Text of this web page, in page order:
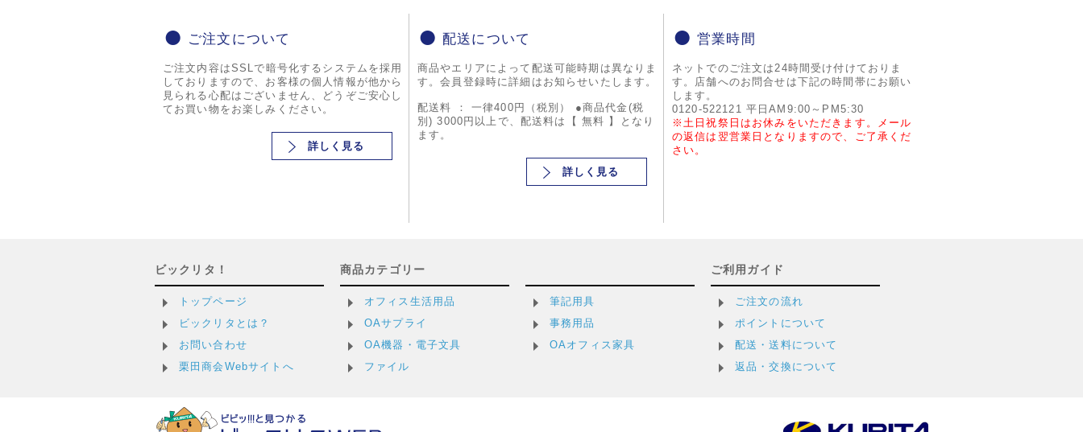
ご注文について
ご注文内容はSSLで暗号化するシステムを採用
しておりますので、お客様の個人情報が他から
見られる心配はございません、どうぞご安心し
てお買い物をお楽しみください。
詳しく見る
配送について
商品やエリアによって配送可能時期は異なりま
す。会員登録時に詳細はお知らせいたします。
配送料 ： 一律400円（税別） ●商品代金(税
別) 3000円以上で、配送料は【 無料 】となり
ます。
詳しく見る
営業時間
ネットでのご注文は24時間受け付けておりま
す。店舗へのお問合せは下記の時間帯にお願い
します。
0120-522121 平日AM9:00～PM5:30
※土日祝祭日はお休みをいただきます。メール
の返信は翌営業日となりますので、ご了承くだ
さい。
ビックリタ！
トップページ
ビックリタとは？
お問い合わせ
栗田商会Webサイトへ
商品カテゴリー
オフィス生活用品
OAサプライ
OA機器・電子文具
ファイル
筆記用具
事務用品
OAオフィス家具
ご利用ガイド
ご注文の流れ
ポイントについて
配送・送料について
返品・交換について